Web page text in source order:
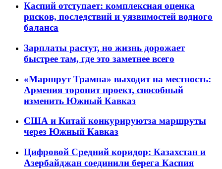
Каспий отступает: комплексная оценка
рисков, последствий и уязвимостей водного
баланса
Зарплаты растут, но жизнь дорожает
быстрее там, где это заметнее всего
«Маршрут Трампа» выходит на местность:
Армения торопит проект, способный
изменить Южный Кавказ
США и Китай конкурируютза маршруты
через Южный Кавказ
Цифровой Средний коридор: Казахстан и
Азербайджан соединили берега Каспия